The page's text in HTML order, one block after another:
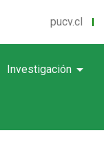
pucv.cl
Investigación arrow_drop_down